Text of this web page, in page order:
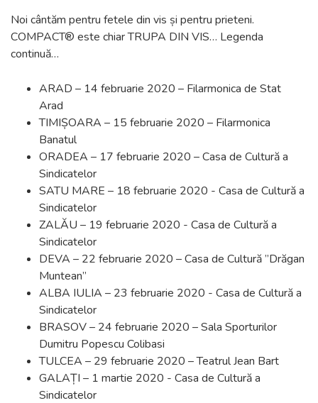
Noi cântăm pentru fetele din vis și pentru prieteni.
COMPACT® este chiar TRUPA DIN VIS… Legenda
continuă…
ARAD – 14 februarie 2020 – Filarmonica de Stat
Arad
TIMIȘOARA – 15 februarie 2020 – Filarmonica
Banatul
ORADEA – 17 februarie 2020 – Casa de Cultură a
Sindicatelor
SATU MARE – 18 februarie 2020 - Casa de Cultură a
Sindicatelor
ZALĂU – 19 februarie 2020 - Casa de Cultură a
Sindicatelor
DEVA – 22 februarie 2020 – Casa de Cultură ”Drăgan
Muntean”
ALBA IULIA – 23 februarie 2020 - Casa de Cultură a
Sindicatelor
BRASOV – 24 februarie 2020 – Sala Sporturilor
Dumitru Popescu Colibasi
TULCEA – 29 februarie 2020 – Teatrul Jean Bart
GALAȚI – 1 martie 2020 - Casa de Cultură a
Sindicatelor